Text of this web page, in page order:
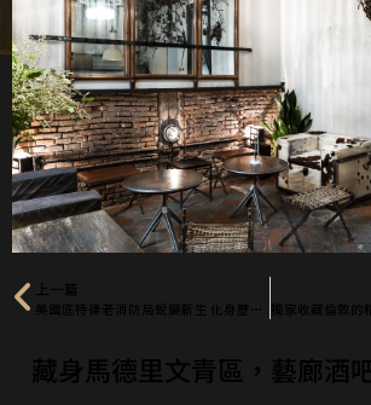
上一篇
美國底特律老消防局蛻變新生 化身歷史感時尚旅店
藏身馬德里文青區，藝廊酒